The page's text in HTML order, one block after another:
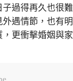
過得再久也很難
遇情節，也有明
更衝擊婚姻與家